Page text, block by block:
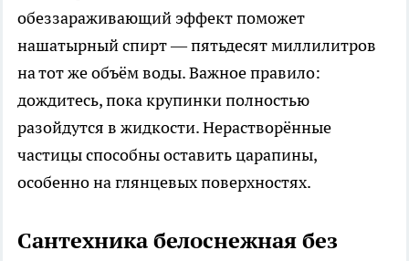
обеззараживающий эффект поможет
нашатырный спирт — пятьдесят миллилитров
на тот же объём воды. Важное правило:
дождитесь, пока крупинки полностью
разойдутся в жидкости. Нерастворённые
частицы способны оставить царапины,
особенно на глянцевых поверхностях.
Сантехника белоснежная без